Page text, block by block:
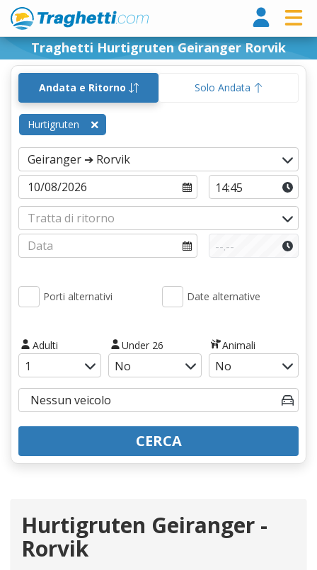
Traghetti Hurtigruten Geiranger Rorvik
Andata e Ritorno Solo Andata
Hurtigruten
Porti alternativi Date alternative
Adulti Under 26 Animali
CERCA
Hurtigruten Geiranger -
Rorvik